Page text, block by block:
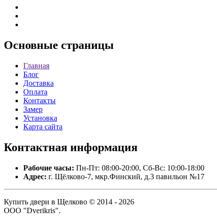
Основные страницы
Главная
Блог
Доставка
Оплата
Контакты
Замер
Установка
Карта сайта
Контактная информация
Рабочие часы: Пн-Пт: 08:00-20:00, Сб-Вс: 10:00-18:00
Адрес: г. Щёлково-7, мкр.Финский, д.3 павильон №17
Купить двери в Щелково © 2014 - 2026
ООО "Dverikris".